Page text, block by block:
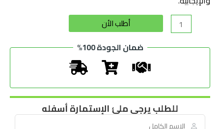
أطلب الأن
ضمان الجودة 100%
للطلب يرجى ملئ الإستمارة أسفله